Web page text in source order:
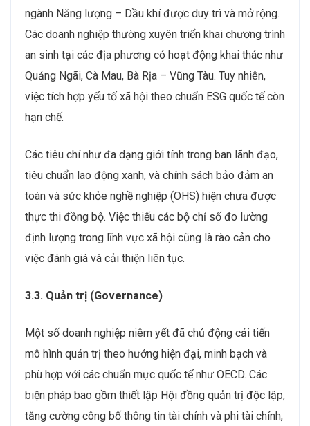
ngành Năng lượng – Dầu khí được duy trì và mở rộng.
Các doanh nghiệp thường xuyên triển khai chương trình
an sinh tại các địa phương có hoạt động khai thác như
Quảng Ngãi, Cà Mau, Bà Rịa – Vũng Tàu. Tuy nhiên,
việc tích hợp yếu tố xã hội theo chuẩn ESG quốc tế còn
hạn chế.
Các tiêu chí như đa dạng giới tính trong ban lãnh đạo,
tiêu chuẩn lao động xanh, và chính sách bảo đảm an
toàn và sức khỏe nghề nghiệp (OHS) hiện chưa được
thực thi đồng bộ. Việc thiếu các bộ chỉ số đo lường
định lượng trong lĩnh vực xã hội cũng là rào cản cho
việc đánh giá và cải thiện liên tục.
3.3. Quản trị (Governance)
Một số doanh nghiệp niêm yết đã chủ động cải tiến
mô hình quản trị theo hướng hiện đại, minh bạch và
phù hợp với các chuẩn mực quốc tế như OECD. Các
biện pháp bao gồm thiết lập Hội đồng quản trị độc lập,
tăng cường công bố thông tin tài chính và phi tài chính,